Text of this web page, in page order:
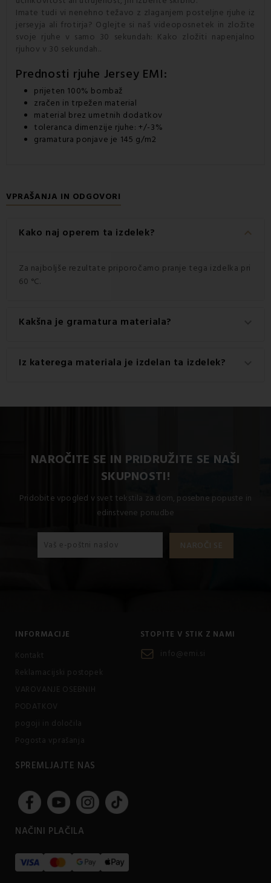
Imate tudi vi nenehno težavo z zlaganjem posteljne rjuhe iz
jerseyja ali frotirja? Oglejte si naš videoposnetek in zložite
svoje rjuhe v samo 30 sekundah: Kako zložiti napenjalno
rjuhov v 30 sekundah..
Prednosti rjuhe Jersey EMI:
prijeten 100% bombaž
zračen in trpežen material
material brez umetnih dodatkov
toleranca dimenzije rjuhe: +/-3%
gramatura ponjave je 145 g/m2
VPRAŠANJA IN ODGOVORI
Kako naj operem ta izdelek? keyboard_arrow_down
Za najboljše rezultate priporočamo pranje tega izdelka pri
60 °C.
Kakšna je gramatura materiala?
Gramatura materiala, uporabljenega za ta izdelek, je 145
Iz katerega materiala je izdelan ta izdelek?
NAROČITE SE IN PRIDRUŽITE SE NAŠI
SKUPNOSTI!
Pridobite vpogled v svet tekstila za dom, posebne popuste in
edinstvene ponudbe
INFORMACIJE
Kontakt
Reklamacijski postopek
VAROVANJE OSEBNIH
PODATKOV
pogoji in določila
Pogosta vprašanja
STOPITE V STIK Z NAMI
info@emi.si
SPREMLJAJTE NAS
NAČINI PLAČILA